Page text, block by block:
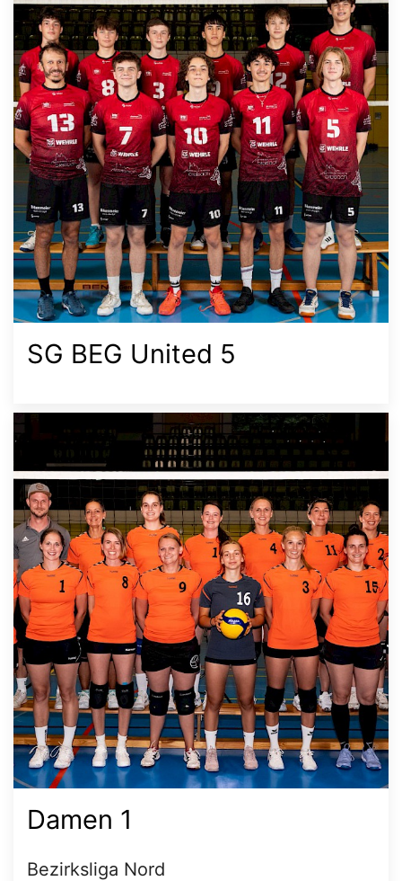
SG BEG United 5
Damen 1
Bezirksliga Nord